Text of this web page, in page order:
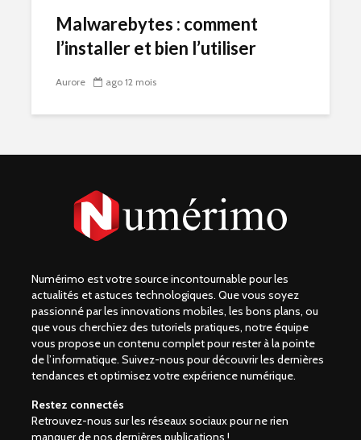
Malwarebytes : comment
l’installer et bien l’utiliser
Aurore ago 12 mois
Numérimo est votre source incontournable pour les
actualités et astuces technologiques. Que vous soyez
passionné par les innovations mobiles, les bons plans, ou
que vous cherchiez des tutoriels pratiques, notre équipe
vous propose un contenu complet pour rester à la pointe
de l’informatique. Suivez-nous pour découvrir les dernières
tendances et optimisez votre expérience numérique.
Restez connectés
Retrouvez-nous sur les réseaux sociaux pour ne rien
manquer de nos dernières publications !